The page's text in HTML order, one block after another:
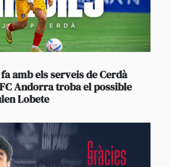
amb els serveis de Cerdà
Andorra troba el possible
Lobete